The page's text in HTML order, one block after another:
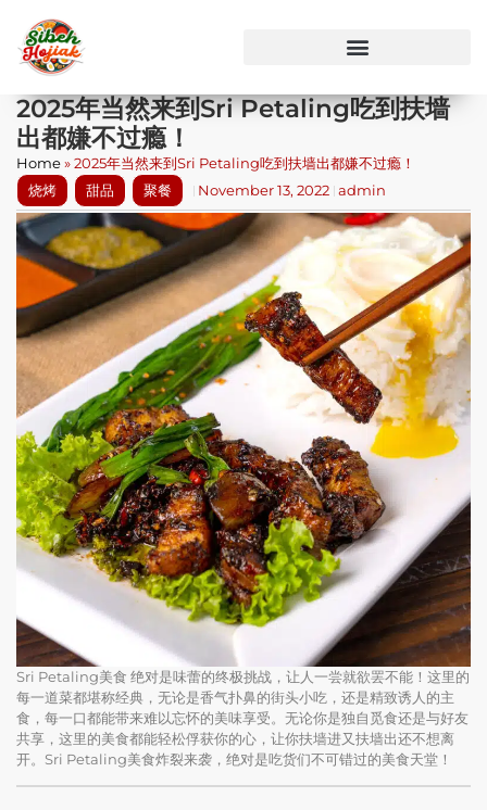
2025年当然来到Sri Petaling吃到扶墙
出都嫌不过瘾！
Home»2025年当然来到Sri Petaling吃到扶墙出都嫌不过瘾！
烧烤
甜品 聚餐 November 13, 2022 admin
Sri Petaling美食 绝对是味蕾的终极挑战，让人一尝就欲罢不能！这里的
每一道菜都堪称经典，无论是香气扑鼻的街头小吃，还是精致诱人的主
食，每一口都能带来难以忘怀的美味享受。无论你是独自觅食还是与好友
共享，这里的美食都能轻松俘获你的心，让你扶墙进又扶墙出还不想离
开。Sri Petaling美食炸裂来袭，绝对是吃货们不可错过的美食天堂！